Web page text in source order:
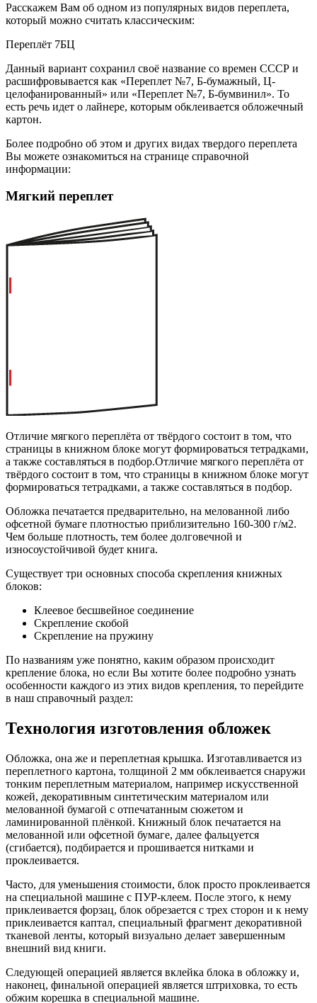
Расскажем Вам об одном из популярных видов переплета,
который можно считать классическим:
Переплёт 7БЦ
Данный вариант сохранил своё название со времен СССР и
расшифровывается как «Переплет №7, Б-бумажный, Ц-
целофанированный» или «Переплет №7, Б-бумвинил». То
есть речь идет о лайнере, которым обклеивается обложечный
картон.
Более подробно об этом и других видах твердого переплета
Вы можете ознакомиться на странице справочной
информации:
Мягкий переплет
Отличие мягкого переплёта от твёрдого состоит в том, что
страницы в книжном блоке могут формироваться тетрадками,
а также составляться в подбор.Отличие мягкого переплёта от
твёрдого состоит в том, что страницы в книжном блоке могут
формироваться тетрадками, а также составляться в подбор.
Обложка печатается предварительно, на мелованной либо
офсетной бумаге плотностью приблизительно 160-300 г/м2.
Чем больше плотность, тем более долговечной и
износоустойчивой будет книга.
Существует три основных способа скрепления книжных
блоков:
Клеевое бесшвейное соединение
Скрепление скобой
Скрепление на пружину
По названиям уже понятно, каким образом происходит
крепление блока, но если Вы хотите более подробно узнать
особенности каждого из этих видов крепления, то перейдите
в наш справочный раздел:
Технология изготовления обложек
Обложка, она же и переплетная крышка. Изготавливается из
переплетного картона, толщиной 2 мм обклеивается снаружи
тонким переплетным материалом, например искусственной
кожей, декоративным синтетическим материалом или
мелованной бумагой с отпечатанным сюжетом и
ламинированной плёнкой. Книжный блок печатается на
мелованной или офсетной бумаге, далее фальцуется
(сгибается), подбирается и прошивается нитками и
проклеивается.
Часто, для уменьшения стоимости, блок просто проклеивается
на специальной машине с ПУР-клеем. После этого, к нему
приклеивается форзац, блок обрезается с трех сторон и к нему
приклеивается каптал, специальный фрагмент декоративной
тканевой ленты, который визуально делает завершенным
внешний вид книги.
Следующей операцией является вклейка блока в обложку и,
наконец, финальной операцией является штриховка, то есть
обжим корешка в специальной машине.